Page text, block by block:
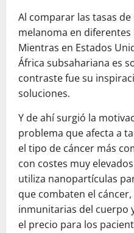
Al comparar las tasas
melanoma en
Mientras en Estados
África subsahariana es
contraste fue su
soluciones.
Y de ahí surgió la
problema que afecta a
el tipo de cáncer más
con costes muy
utiliza nanopartículas
que combaten el
inmunitarias del cuerpo
el precio para los